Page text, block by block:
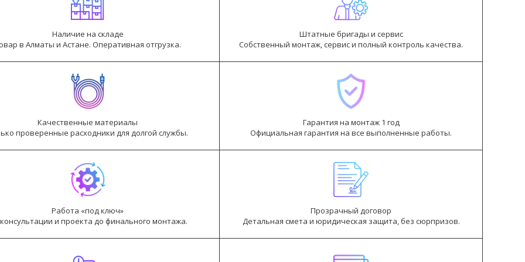
Наличие на складе
в Алматы и Астане. Оперативная отгрузка.
Штатные бригады и сервис
Собственный монтаж, сервис и полный контроль качества.
Качественные материалы
проверенные расходники для долгой службы.
Гарантия на монтаж 1 год
Официальная гарантия на все выполненные работы.
Работа «под ключ»
и проекта до финального монтажа.
Прозрачный договор
Детальная смета и юридическая защита, без сюрпризов.